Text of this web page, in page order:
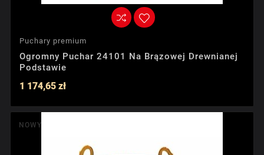
Puchary premium
Ogromny Puchar 24101 Na Brązowej Drewnianej
Podstawie
1 174,65 zł
NOWY